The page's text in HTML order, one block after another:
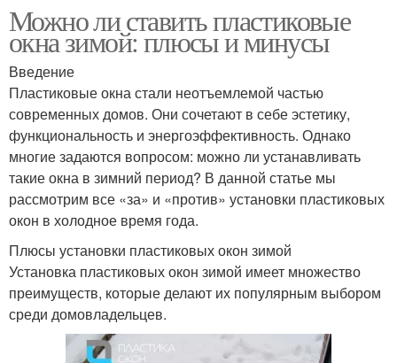
Можно ли ставить пластиковые
окна зимой: плюсы и минусы
Введение
Пластиковые окна стали неотъемлемой частью
современных домов. Они сочетают в себе эстетику,
функциональность и энергоэффективность. Однако
многие задаются вопросом: можно ли устанавливать
такие окна в зимний период? В данной статье мы
рассмотрим все «за» и «против» установки пластиковых
окон в холодное время года.
Плюсы установки пластиковых окон зимой
Установка пластиковых окон зимой имеет множество
преимуществ, которые делают их популярным выбором
среди домовладельцев.